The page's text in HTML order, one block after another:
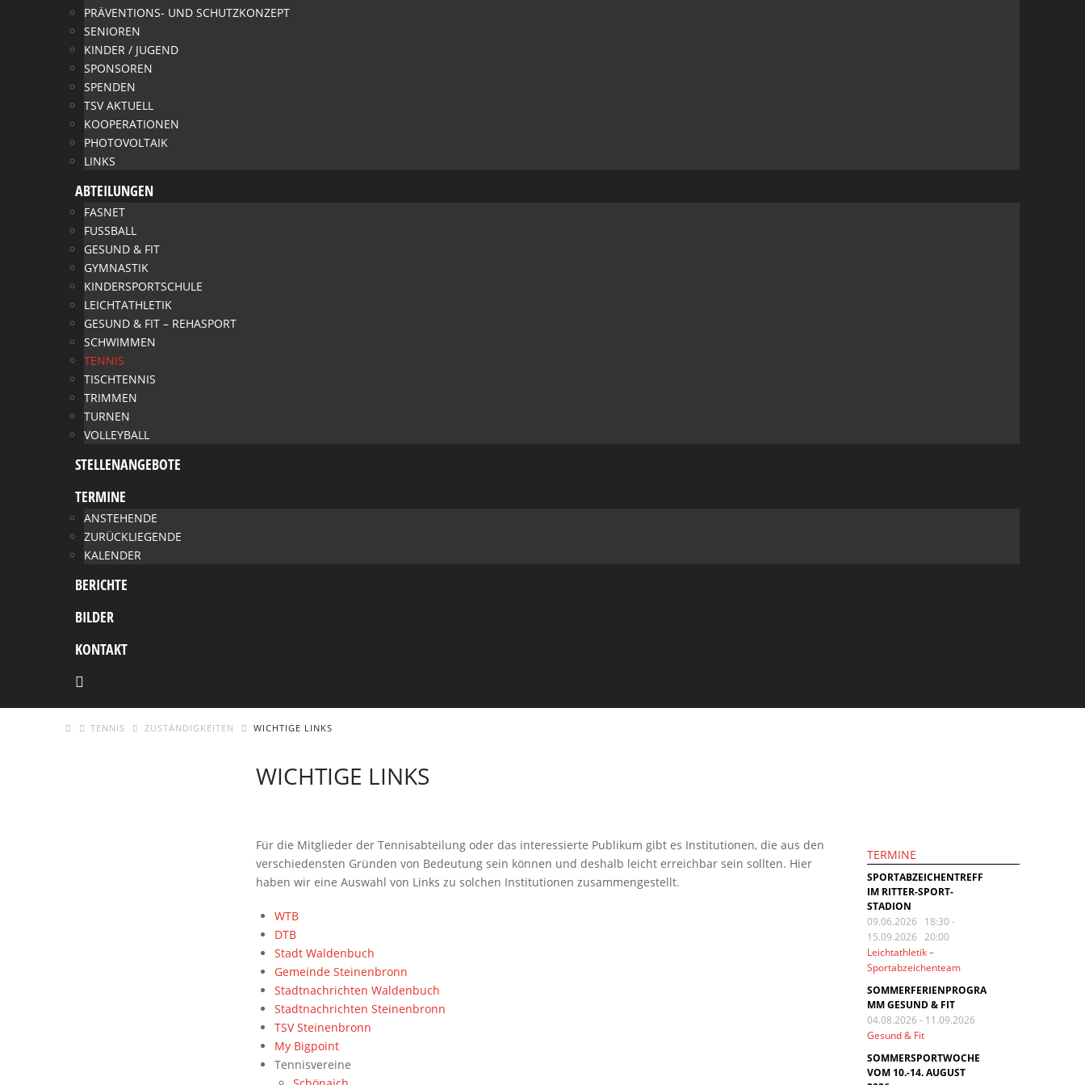
PRÄVENTIONS- UND SCHUTZKONZEPT
SENIOREN
KINDER / JUGEND
SPONSOREN
SPENDEN
TSV AKTUELL
KOOPERATIONEN
PHOTOVOLTAIK
LINKS
ABTEILUNGEN
FASNET
FUSSBALL
GESUND & FIT
GYMNASTIK
KINDERSPORTSCHULE
LEICHTATHLETIK
GESUND & FIT – REHASPORT
SCHWIMMEN
TENNIS
TISCHTENNIS
TRIMMEN
TURNEN
VOLLEYBALL
STELLENANGEBOTE
TERMINE
ANSTEHENDE
ZURÜCKLIEGENDE
KALENDER
BERICHTE
BILDER
KONTAKT
TENNIS ZUSTÄNDIGKEITEN WICHTIGE LINKS
WICHTIGE LINKS
Für die Mitglieder der Tennisabteilung oder das interessierte Publikum gibt es Institutionen, die aus den
verschiedensten Gründen von Bedeutung sein können und deshalb leicht erreichbar sein sollten. Hier
haben wir eine Auswahl von Links zu solchen Institutionen zusammengestellt.
WTB
DTB
Stadt Waldenbuch
Gemeinde Steinenbronn
Stadtnachrichten Waldenbuch
Stadtnachrichten Steinenbronn
TSV Steinenbronn
My Bigpoint
Tennisvereine
TERMINE
SPORTABZEICHENTREFF
IM RITTER-SPORT-
STADION
09.06.2026 18:30 -
15.09.2026 20:00
Leichtathletik –
Sportabzeichenteam
SOMMERFERIENPROGRA
MM GESUND & FIT
04.08.2026 - 11.09.2026
Gesund & Fit
SOMMERSPORTWOCHE
VOM 10.-14. AUGUST